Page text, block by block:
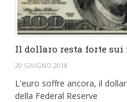
Il dollaro resta forte
20 GIUGNO 2018
L'euro soffre ancora, il
della Federal Reserve